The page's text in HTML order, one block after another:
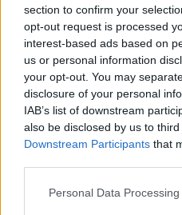
section to confirm your
opt-out request is processed
interest-based ads based on
us or personal information
your opt-out. You may
disclosure of your personal
IAB’s list of downstream
also be disclosed by us to
Downstream Participants that
Personal Data